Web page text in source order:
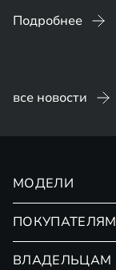
все новости
МОДЕЛИ
ПОКУПАТЕЛЯМ
ВЛАДЕЛЬЦАМ